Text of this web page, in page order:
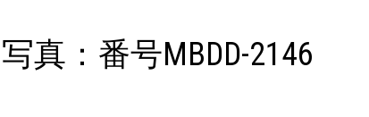
真：番号MBDD-2146